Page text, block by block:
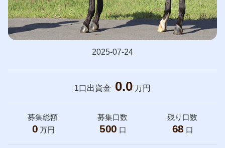
2025-07-24
1口出資金 0.0 万円
募集総額
0 万円
募集口数
500 口
残り口数
68 口